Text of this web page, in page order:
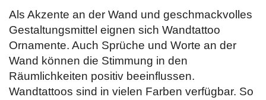
Als Akzente an der Wand und geschmackvolles
Gestaltungsmittel eignen sich Wandtattoo
Ornamente. Auch Sprüche und Worte an der
Wand können die Stimmung in den
Räumlichkeiten positiv beeinflussen.
Wandtattoos sind in vielen Farben verfügbar. So